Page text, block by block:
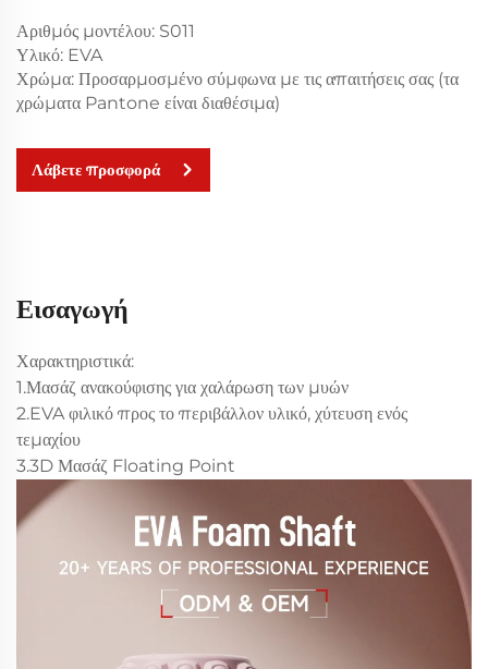
Αριθμός μοντέλου: S011
Υλικό: EVA
Χρώμα: Προσαρμοσμένο σύμφωνα με τις απαιτήσεις σας (τα
χρώματα Pantone είναι διαθέσιμα)
Λάβετε προσφορά
Εισαγωγή
Χαρακτηριστικά:
1.Μασάζ ανακούφισης για χαλάρωση των μυών
2.EVA φιλικό προς το περιβάλλον υλικό, χύτευση ενός
τεμαχίου
3.3D Μασάζ Floating Point